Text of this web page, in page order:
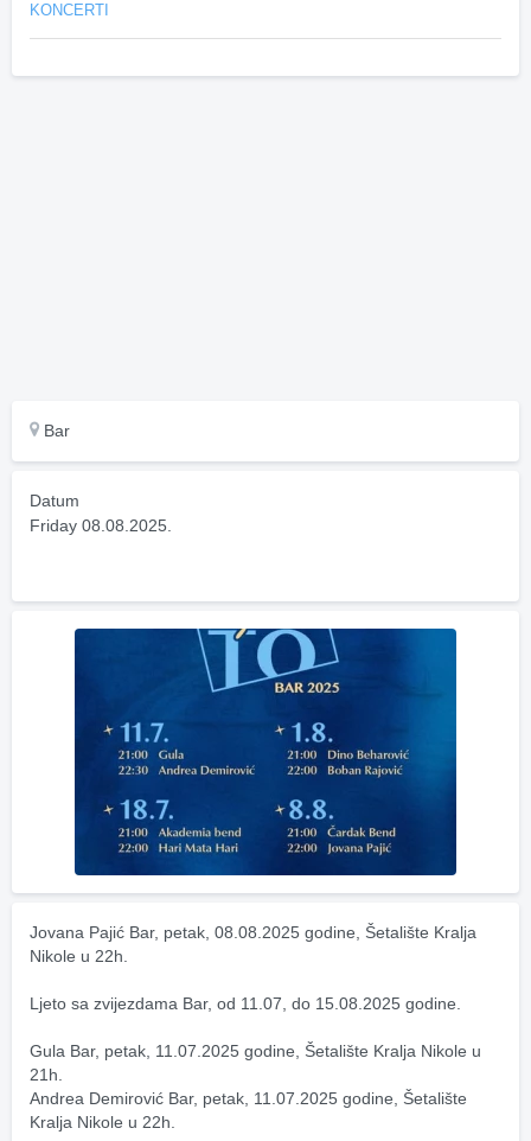
KONCERTI
Bar
Datum
Friday 08.08.2025.
Jovana Pajić Bar, petak, 08.08.2025 godine, Šetalište Kralja
Nikole u 22h.
Ljeto sa zvijezdama Bar, od 11.07, do 15.08.2025 godine.
Gula Bar, petak, 11.07.2025 godine, Šetalište Kralja Nikole u
21h.
Andrea Demirović Bar, petak, 11.07.2025 godine, Šetalište
Kralja Nikole u 22h.